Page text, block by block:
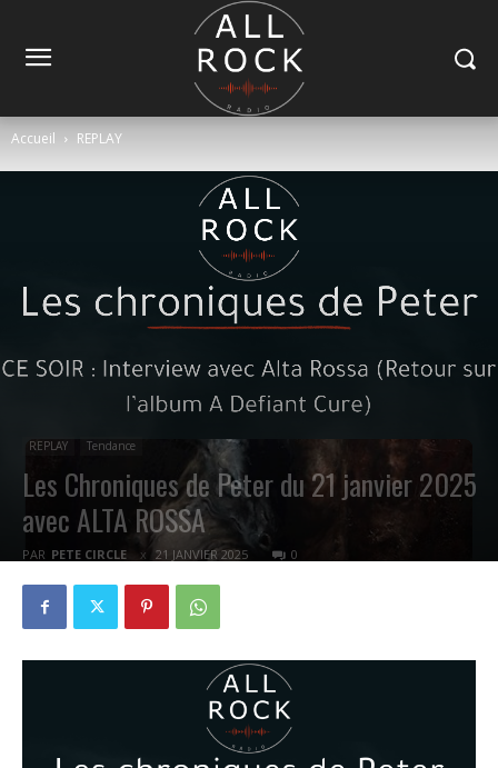
Accueil REPLAY
REPLAY Tendance
Les Chroniques de Peter du 21 janvier 2025
avec ALTA ROSSA
PAR PETE CIRCLE 21 JANVIER 2025 0